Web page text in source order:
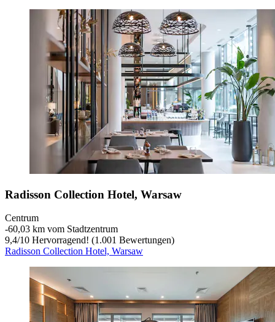
Radisson Collection Hotel, Warsaw
Centrum
‐60,03 km vom Stadtzentrum
9,4/10 Hervorragend! (1.001 Bewertungen)
Radisson Collection Hotel, Warsaw